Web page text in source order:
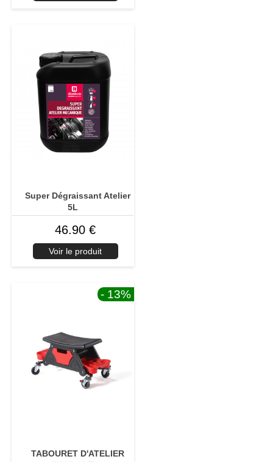
Super Dégraissant Atelier
5L
46.90 €
Voir le produit
- 13%
TABOURET D'ATELIER